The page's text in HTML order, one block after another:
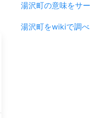
湯沢町の意味をサ
湯沢町をwikiで調べ